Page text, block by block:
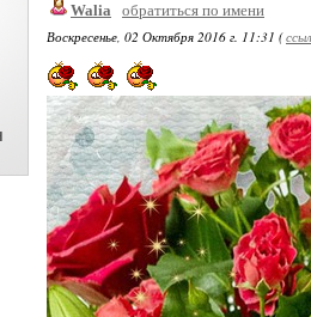
Walia
обратиться по имени
Воскресенье, 02 Октября 2016 г. 11:31 (